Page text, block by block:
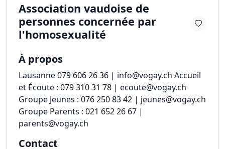
Association vaudoise de
personnes concernée par
l'homosexualité
À propos
Lausanne 079 606 26 36 | info@vogay.ch Accueil
et Écoute : 079 310 31 78 | ecoute@vogay.ch
Groupe Jeunes : 076 250 83 42 | jeunes@vogay.ch
Groupe Parents : 021 652 26 67 |
parents@vogay.ch
Contact